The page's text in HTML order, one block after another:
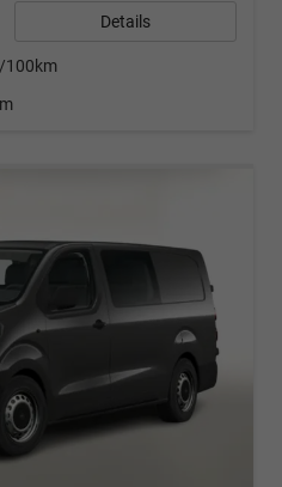
Details
100km